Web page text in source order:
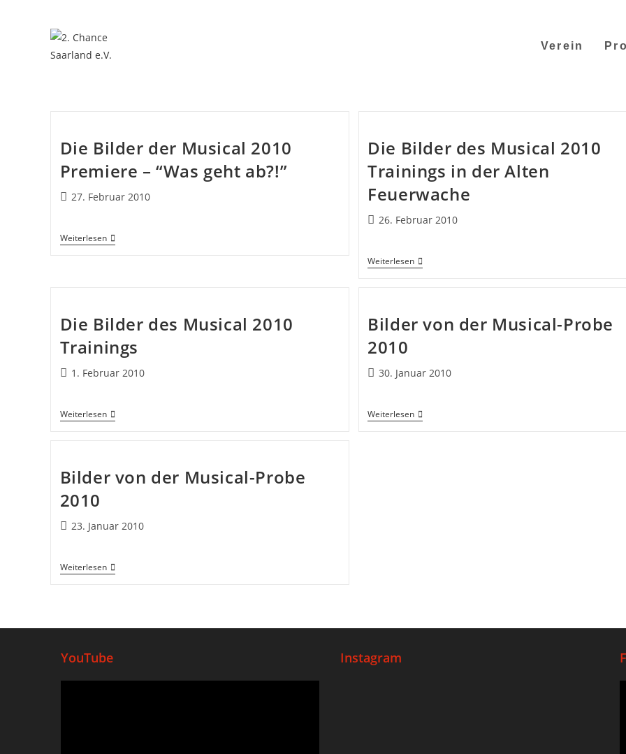
Verein
Die Bilder der Musical 2010
Premiere – “Was geht ab?!”
27. Februar 2010
Weiterlesen
Die Bilder des Musical 2010
Trainings in der Alten
Feuerwache
26. Februar 2010
Weiterlesen
Die Bilder des Musical 2010
Trainings
1. Februar 2010
Weiterlesen
Bilder von der Musical-Probe
2010
30. Januar 2010
Weiterlesen
Bilder von der Musical-Probe
2010
23. Januar 2010
Weiterlesen
YouTube Instagram